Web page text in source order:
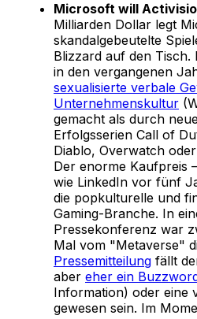
Microsoft will
Milliarden Dollar legt
skandalgebeutelte
Blizzard auf den
in den vergangenen
sexualisierte verbale
Unternehmenskultur
gemacht als durch
Erfolgsserien Call of
Diablo, Overwatch
Der enorme Kaufpreis
wie LinkedIn vor fünf
die popkulturelle und
Gaming-Branche. In
Pressekonferenz war
Mal vom "Metaverse"
Pressemitteilung fällt
aber eher ein
Information) oder eine
gewesen sein. Im